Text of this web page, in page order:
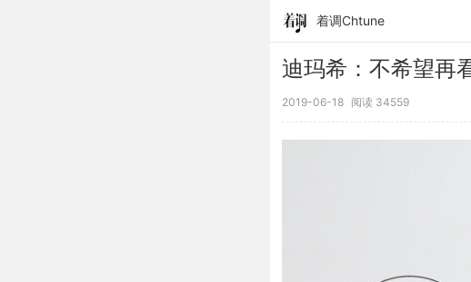
着调Chtune
迪玛希：不希望再
2019-06-18 阅读 34559